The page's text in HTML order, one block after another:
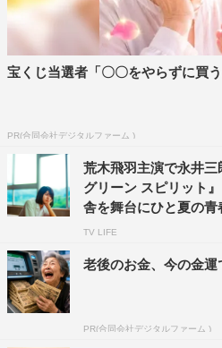
桐野マコト役の曽野舜太です。
生をはじめ、監督やプロデュ
て三島フトシ役の荒木飛羽さん
がら一生懸命に生き抜く強さや
小さなコミュニティだからこそ
愛するそれぞれの過程に注目し
けたらうれしいです！
藤本洸大 コメント
宝くじ当選者「〇〇をやらずに買
PR(合同会社デジタルファーム )
荒木飛羽主演で永井
グリーン スピリット
舎を舞台にひと夏の青
TV LIFE
老後のお金、今の金
PR(合同会社デジタルファーム )